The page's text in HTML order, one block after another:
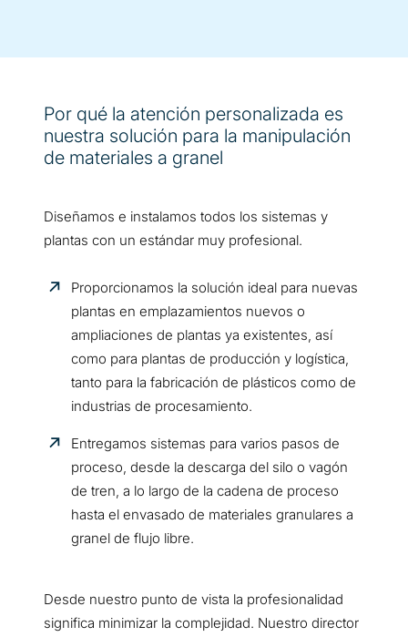
Por qué la atención personalizada es
nuestra solución para la manipulación
de materiales a granel
Diseñamos e instalamos todos los sistemas y
plantas con un estándar muy profesional.
Proporcionamos la solución ideal para nuevas
plantas en emplazamientos nuevos o
ampliaciones de plantas ya existentes, así
como para plantas de producción y logística,
tanto para la fabricación de plásticos como de
industrias de procesamiento.
Entregamos sistemas para varios pasos de
proceso, desde la descarga del silo o vagón
de tren, a lo largo de la cadena de proceso
hasta el envasado de materiales granulares a
granel de flujo libre.
Desde nuestro punto de vista la profesionalidad
significa minimizar la complejidad. Nuestro director